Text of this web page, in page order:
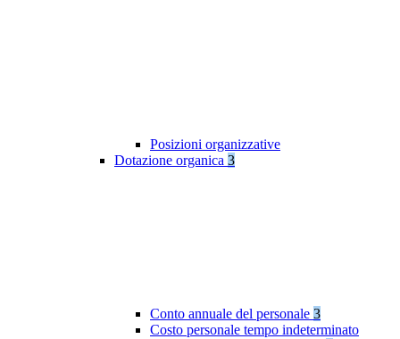
Posizioni organizzative
Dotazione organica 3
Conto annuale del personale 3
Costo personale tempo indeterminato